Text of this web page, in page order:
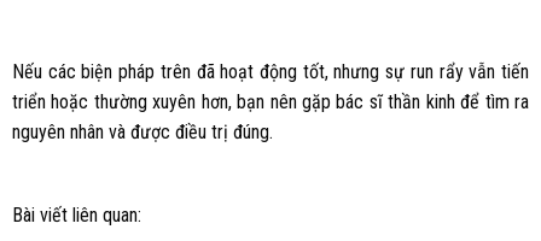
Nếu các biện pháp trên đã hoạt động tốt, nhưng sự run rẩy vẫn tiến
triển hoặc thường xuyên hơn, bạn nên gặp bác sĩ thần kinh để tìm ra
nguyên nhân và được điều trị đúng.
Bài viết liên quan: